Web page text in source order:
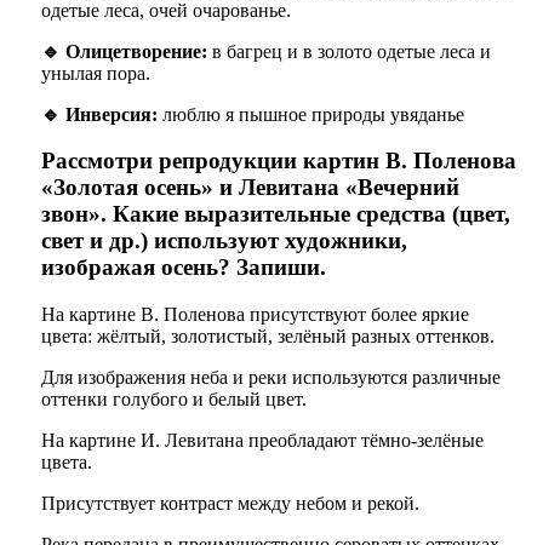
одетые леса, очей очарованье.
🔹 Олицетворение: в багрец и в золото одетые леса и
унылая пора.
🔹 Инверсия: люблю я пышное природы увяданье
Рассмотри репродукции картин В. Поленова
«Золотая осень» и Левитана «Вечерний
звон». Какие выразительные средства (цвет,
свет и др.) используют художники,
изображая осень? Запиши.
На картине В. Поленова присутствуют более яркие
цвета: жёлтый, золотистый, зелёный разных оттенков.
Для изображения неба и реки используются различные
оттенки голубого и белый цвет.
На картине И. Левитана преобладают тёмно-зелёные
цвета.
Присутствует контраст между небом и рекой.